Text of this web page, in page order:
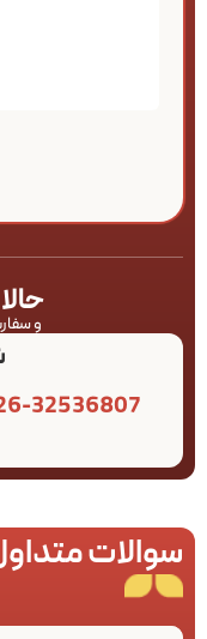
و
32536807
سوالات